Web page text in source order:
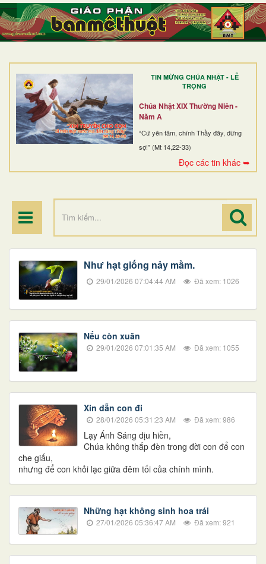
TIN MỪNG CHÚA NHẬT - LỄ
TRỌNG
Chúa Nhật XIX Thường Niên -
Năm A
“Cứ yên tâm, chính Thầy đây, đừng
sợ!” (Mt 14,22-33)
Đọc các tin khác ➥
TRANG NHẤT
GIỚI THIỆU
DÒNG TU
BAN MỤC VỤ
ĐOÀN THỂ CG
ĐIỂM HÀNH HƯƠNG
Như hạt giống nảy mầm.
29/01/2026 07:04:44 AM Đã xem: 1026
Nếu còn xuân
29/01/2026 07:01:35 AM Đã xem: 1055
Xin dẫn con đi
28/01/2026 05:31:23 AM Đã xem: 986
Lạy Ánh Sáng dịu hiền,
Chúa không thắp đèn trong đời con để con
che giấu,
nhưng để con khỏi lạc giữa đêm tối của chính mình.
Những hạt không sinh hoa trái
27/01/2026 05:36:47 AM Đã xem: 921